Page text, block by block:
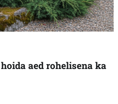
aed rohelisena ka